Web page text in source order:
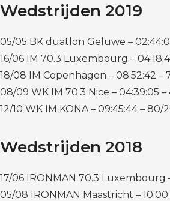
Wedstrijden 2019
05/05 BK duatlon Geluwe –
16/06 IM 70.3 Luxembourg –
18/08 IM Copenhagen – 08:52:42 –
08/09 WK IM 70.3 Nice – 04:39:05 –
12/10 WK IM KONA – 09:45:44 – 80/
Wedstrijden 2018
17/06 IRONMAN 70.3 Luxembourg
05/08 IRONMAN Maastricht –